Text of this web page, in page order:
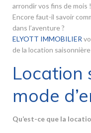
arrondir vos fins de
Encore faut-il savoir
dans l’aventure ?
ELYOTT IMMOBILIER
de la location saisonnière
Location
mode
Qu’est-ce que la